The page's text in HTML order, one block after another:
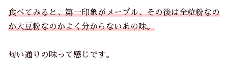
食べてみると、第一印象がメープル、その後は全粒粉なの
か大豆粉なのかよく分からないあの味。
匂い通りの味って感じです。